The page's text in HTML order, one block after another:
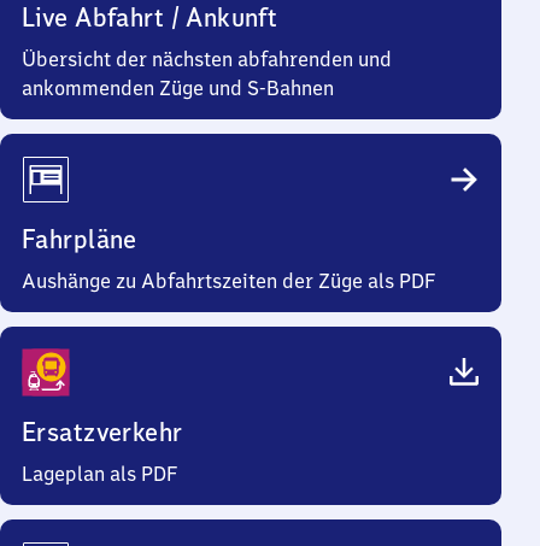
Live Abfahrt / Ankunft
Übersicht der nächsten abfahrenden und
ankommenden Züge und S-Bahnen
Fahrpläne
Aushänge zu Abfahrtszeiten der Züge als PDF
Ersatzverkehr
Lageplan als PDF